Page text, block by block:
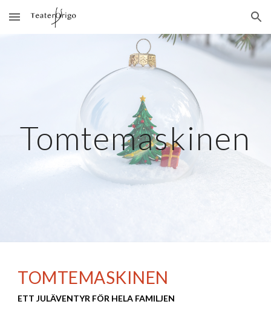
Skip to main content Skip to navigation
Tomtemaskinen
TOMTEMASKINEN
ETT JULÄVENTYR FÖR HELA FAMILJEN